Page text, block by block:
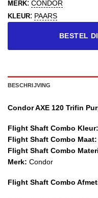
MERK: CONDOR
KLEUR: PAARS
BESTEL
BESCHRIJVING
Condor AXE 120 Trifin
Flight Shaft Combo Kleur:
Flight Shaft Combo Maat:
Flight Shaft Combo
Merk: Condor
Flight Shaft Combo